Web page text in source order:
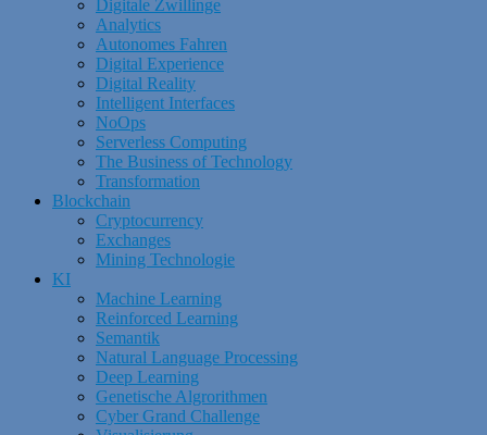
Digitale Zwillinge
Analytics
Autonomes Fahren
Digital Experience
Digital Reality
Intelligent Interfaces
NoOps
Serverless Computing
The Business of Technology
Transformation
Blockchain
Cryptocurrency
Exchanges
Mining Technologie
KI
Machine Learning
Reinforced Learning
Semantik
Natural Language Processing
Deep Learning
Genetische Algrorithmen
Cyber Grand Challenge